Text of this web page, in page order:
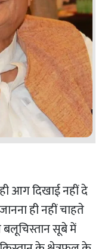
आग दिखाई नहीं दे
ही नहीं चाहते
बलूचिस्तान सूबे में